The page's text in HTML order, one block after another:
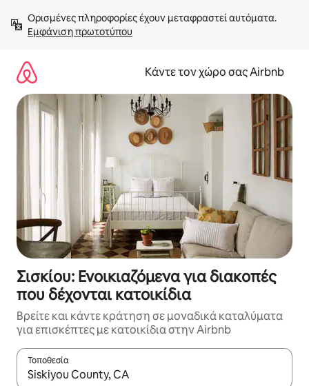
στο
περιεχόμενοΕμφάνιση πρωτοτύπου
Κάντε τον χώρο σας Airbnb
Σισκίου: Ενοικιαζόμενα για διακοπές
που δέχονται κατοικίδια
Βρείτε και κάντε κράτηση σε μοναδικά καταλύματα
για επισκέπτες με κατοικίδια στην Airbnb
Τοποθεσία
Όταν τα αποτελέσματα είναι διαθέσιμα, μπορείτε να